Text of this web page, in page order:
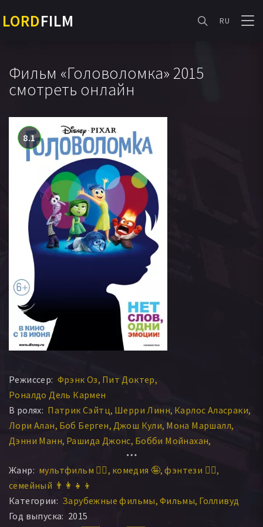
LORDFILM RU
Фильм «Головоломка» 2015
смотреть онлайн
8.1
Режиссер: Фрэнк Оз Пит Доктер
Роналдо Дель Кармен
В ролях: Патрик Сэйтц Шерри Линн Карлос Аласраки
Лори Алан Боб Берген Джош Кули Мона Маршалл
Дэнни Манн Рашида Джонс Бобби Мойнахан
Дайан Лэйн Филлис Смит
Минди Кейлинг Эми Полер Джим Уорд Льюис Блэк
Джесс Харнелл
Лорейн Ньюмен
Билл Хейдер Фли Дэйв Гольц Грегг Бергер
Доун Льюис Брэт «Брук» Паркер
Жанр: мультфильм 🧚‍♀️ комедия 🤪 фэнтези 🧝‍♂️
семейный 👨‍👩‍👧‍👦
Категории: Зарубежные фильмы Фильмы Голливуд
Год выпуска: 2015